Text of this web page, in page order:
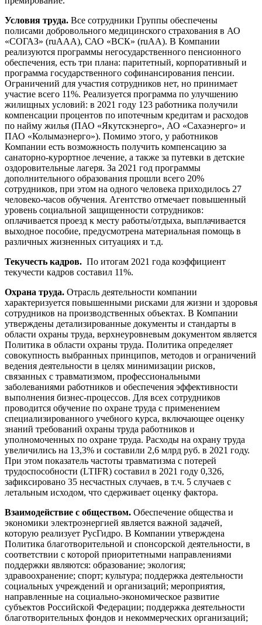
Условия труда. Все сотрудники Группы обеспечены
полисами добровольного медицинского страхования в АО
«СОГАЗ» (ruAAA), САО «ВСК» (ruAA). В Компании
реализуются программы негосударственного пенсионного
обеспечения, есть три плана: паритетный, корпоративный и
программа государственного софинансирования пенсии.
Ограничений для участия сотрудников нет, но принимает
участие всего 11%. Реализуется программа по улучшению
жилищных условий: в 2021 году 123 работника получили
компенсации процентов по ипотечным кредитам и расходов
по найму жилья (ПАО «Якутскэнерго», АО «Сахаэнерго» и
ПАО «Колымаэнерго»). Помимо этого, у работников
Компании есть возможность получить компенсацию за
санаторно-курортное лечение, а также за путевки в детские
оздоровительные лагеря. За 2021 год программы
дополнительного образования прошли всего 20%
сотрудников, при этом на одного человека приходилось 27
человеко-часов обучения. Агентство отмечает повышенный
уровень социальной защищенности сотрудников:
оплачивается проезд к месту работы/отдыха, выплачивается
выходное пособие, предусмотрена материальная помощь в
различных жизненных ситуациях и т.д.
Текучесть кадров. По итогам 2021 года коэффициент
текучести кадров составил 11%.
Охрана труда. Отрасль деятельности компании
характеризуется повышенными рисками для жизни и здоровья
сотрудников на производственных объектах. В Компании
утверждены детализированные документы и стандарты в
области охраны труда, верхнеуровневым документом является
Политика в области охраны труда. Политика определяет
совокупность выбранных принципов, методов и ограничений
ведения деятельности в целях минимизации рисков,
связанных с травматизмом, профессиональными
заболеваниями работников и обеспечения эффективности
выполнения бизнес-процессов. Для всех сотрудников
проводится обучение по охране труда с применением
специализированного учебного курса, включающее оценку
знаний требований охраны труда работников и
уполномоченных по охране труда. Расходы на охрану труда
увеличились на 13,3% и составили 2,6 млрд руб. в 2021 году.
При этом показатель частоты травматизма с потерей
трудоспособности (LTIFR) составил в 2021 году 0,326,
зафиксировано 35 несчастных случаев, в т.ч. 5 случаев с
летальным исходом, что сдерживает оценку фактора.
Взаимодействие с обществом. Обеспечение общества и
экономики электроэнергией является важной задачей,
которую реализует РусГидро. В Компании утверждена
Политика благотворительной и спонсорской деятельности, в
соответствии с которой приоритетными направлениями
поддержки являются: образование; экология;
здравоохранение; спорт; культура; поддержка деятельности
социальных учреждений и организаций; мероприятия,
направленные на социально-экономическое развитие
субъектов Российской Федерации; поддержка деятельности
благотворительных фондов и некоммерческих организаций;